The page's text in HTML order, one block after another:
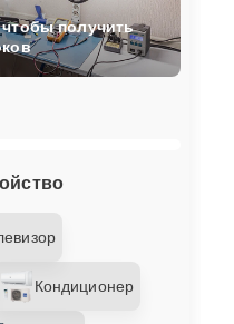
Кондиционер
получить